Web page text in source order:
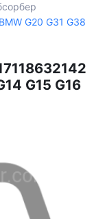
G20 G31 G38
G15 G16